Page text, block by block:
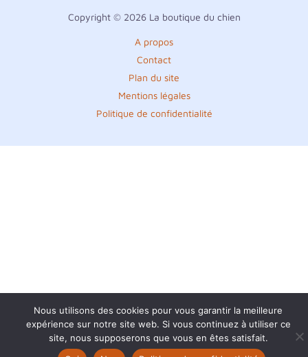
Copyright © 2026 La boutique du chien
A propos
Contact
Plan du site
Mentions légales
Politique de confidentialité
Nous utilisons des cookies pour vous garantir la meilleure
expérience sur notre site web. Si vous continuez à utiliser ce
site, nous supposerons que vous en êtes satisfait.